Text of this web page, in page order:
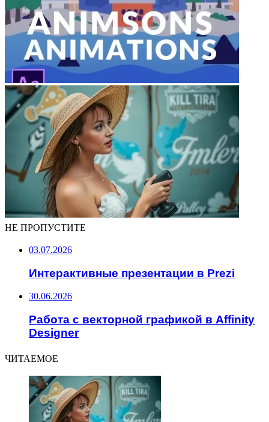
НЕ ПРОПУСТИТЕ
03.07.2026
Интерактивные презентации в Prezi
30.06.2026
Работа с векторной графикой в Affinity
Designer
ЧИТАЕМОЕ